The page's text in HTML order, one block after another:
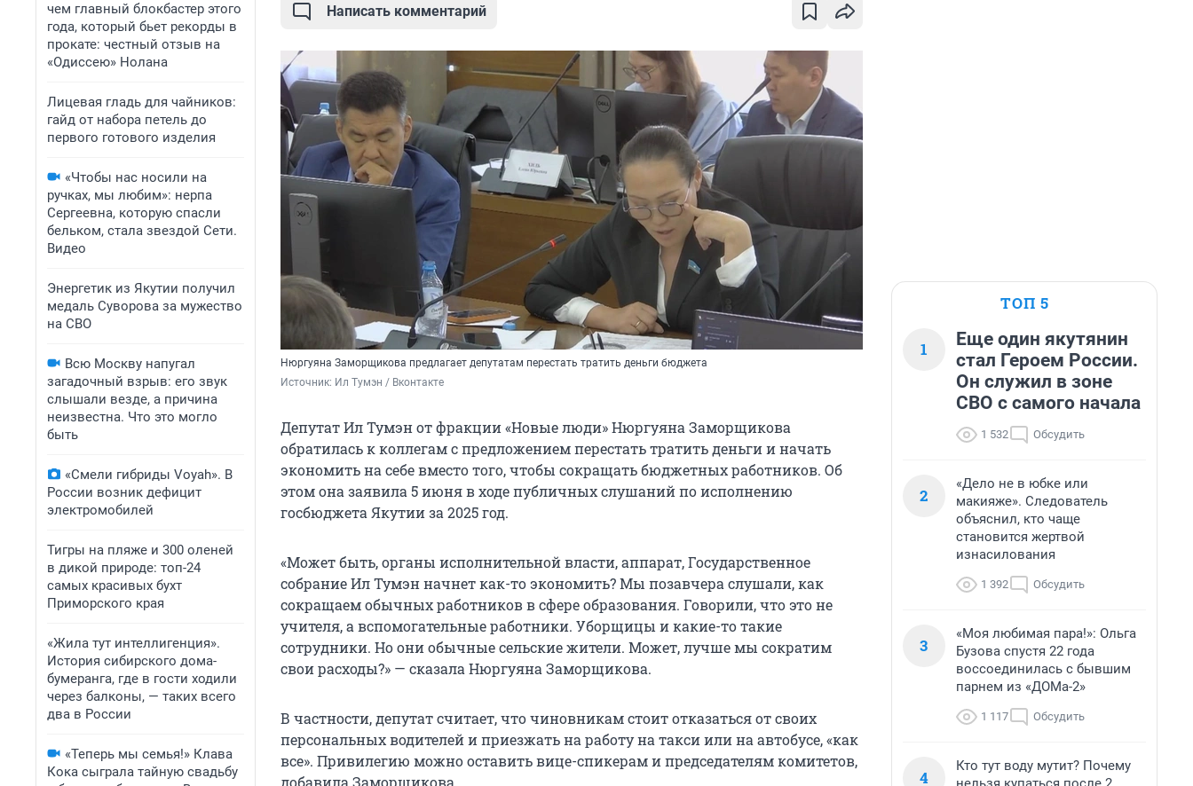
чем главный блокбастер этого
года, который бьет рекорды в
прокате: честный отзыв на
«Одиссею» Нолана
Лицевая гладь для чайников:
гайд от набора петель до
первого готового изделия
«Чтобы нас носили на
ручках, мы любим»: нерпа
Сергеевна, которую спасли
бельком, стала звездой Сети.
Видео
Энергетик из Якутии получил
медаль Суворова за мужество
на СВО
Всю Москву напугал
загадочный взрыв: его звук
слышали везде, а причина
неизвестна. Что это могло
быть
«Смели гибриды Voyah». В
России возник дефицит
электромобилей
Тигры на пляже и 300 оленей
в дикой природе: топ-24
самых красивых бухт
Приморского края
«Жила тут интеллигенция».
История сибирского дома-
бумеранга, где в гости ходили
через балконы, — таких всего
два в России
«Теперь мы семья!» Клава
Кока сыграла тайную свадьбу
Написать комментарий
Нюргуяна Заморщикова предлагает депутатам перестать тратить деньги бюджета
Источник: Ил Тумэн / Вконтакте
Депутат Ил Тумэн от фракции «Новые люди» Нюргуяна Заморщикова
обратилась к коллегам с предложением перестать тратить деньги и начать
экономить на себе вместо того, чтобы сокращать бюджетных работников. Об
этом она заявила 5 июня в ходе публичных слушаний по исполнению
госбюджета Якутии за 2025 год.
«Может быть, органы исполнительной власти, аппарат, Государственное
собрание Ил Тумэн начнет как-то экономить? Мы позавчера слушали, как
сокращаем обычных работников в сфере образования. Говорили, что это не
учителя, а вспомогательные работники. Уборщицы и какие-то такие
сотрудники. Но они обычные сельские жители. Может, лучше мы сократим
свои расходы?» — сказала Нюргуяна Заморщикова.
В частности, депутат считает, что чиновникам стоит отказаться от своих
персональных водителей и приезжать на работу на такси или на автобусе, «как
все». Привилегию можно оставить вице-спикерам и председателям комитетов,
добавила Заморщикова.
ТОП 5
1
Еще один якутянин
стал Героем России.
Он служил в зоне
СВО с самого начала
1 532 Обсудить
2
«Дело не в юбке или
макияже». Следователь
объяснил, кто чаще
становится жертвой
изнасилования
1 392 Обсудить
3
«Моя любимая пара!»: Ольга
Бузова спустя 22 года
воссоединилась с бывшим
парнем из «ДОМа-2»
1 117 Обсудить
4
Кто тут воду мутит? Почему